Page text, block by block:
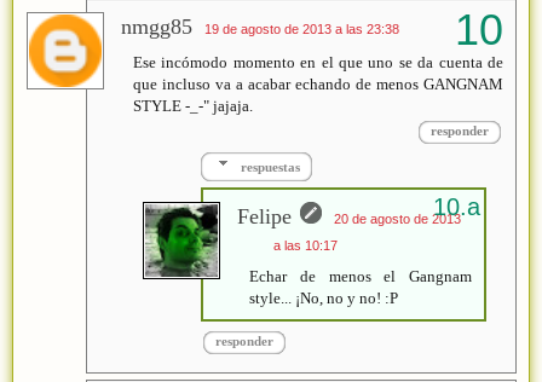
nmgg85 19 de agosto de 2013 a las 23:38
Ese incómodo momento en el que uno se da cuenta de
que incluso va a acabar echando de menos GANGNAM
STYLE -_-" jajaja.
responder
respuestas
Felipe
20 de agosto de 2013
a las 10:17
Echar de menos el Gangnam
style... ¡No, no y no! :P
responder